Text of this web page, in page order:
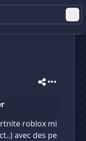
roblox mi
avec des pe
avis de ce